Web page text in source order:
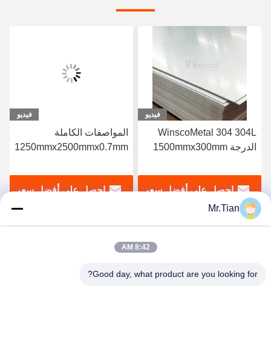
فيديو
المواصفات الكاملة
1250mmx2500mmx0.7mm
2B صفيحة الفولاذ المقاوم
للصدأ 304 304L الدرجةاحصل على أفضل سعر
فيديو
المصنع الأصلي SUS 316
316L الفولاذ المقاوم للصدأ
1220mmx2440mmx0.7mm
احصل على أفضل سعر
(GuangDong)Foshan Winsco Metal Products
Mr.Tian
8:42 AM
Good day, what product are you looking for?